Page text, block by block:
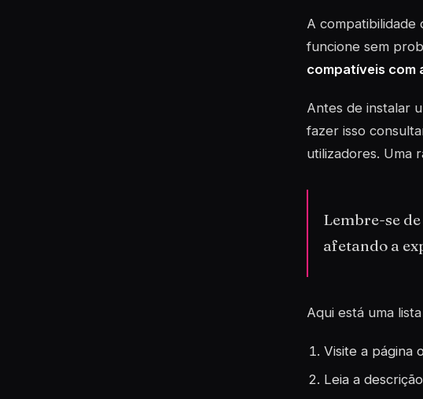
A compatibilidade
funcione sem
compatíveis com
Antes de instalar
fazer isso
utilizadores. Uma
Lembre-se
afetando a
Aqui está uma
Visite a página
Leia a